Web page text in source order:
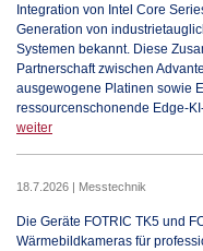
Integration von Intel Core
Generation von
Systemen bekannt. Diese
Partnerschaft zwischen
ausgewogene Platinen sowie
ressourcenschonende Edge-
weiter
18.7.2026 | Messtechnik
Die Geräte FOTRIC TK5 und
Wärmebildkameras für